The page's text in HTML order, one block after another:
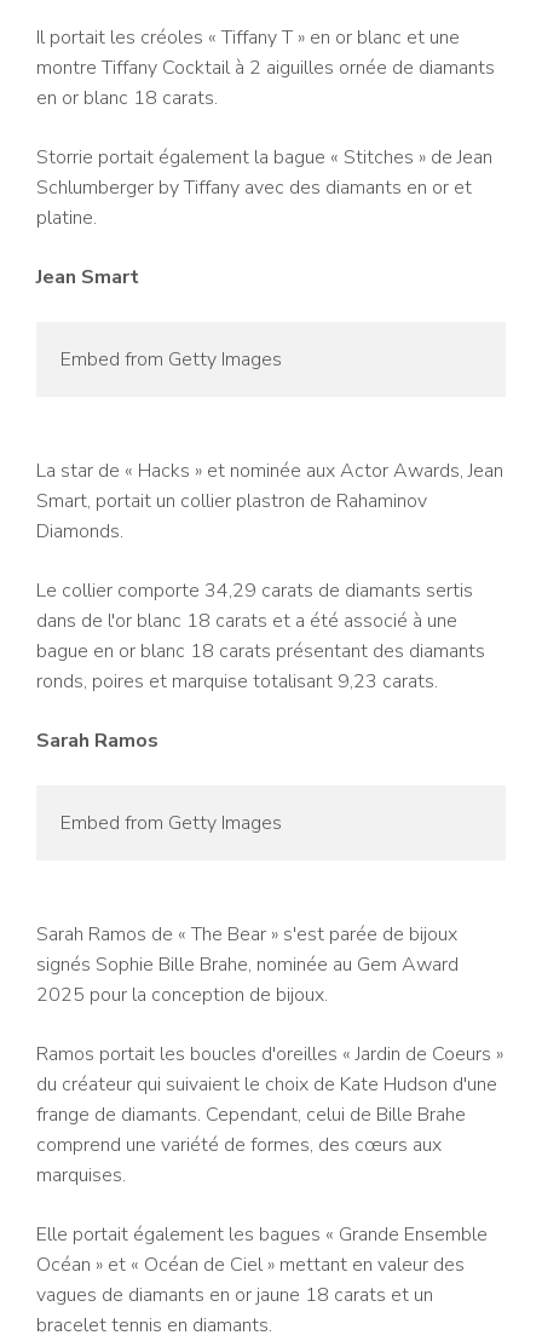
Il portait les créoles « Tiffany T » en or blanc et une
montre Tiffany Cocktail à 2 aiguilles ornée de diamants
en or blanc 18 carats.
Storrie portait également la bague « Stitches » de Jean
Schlumberger by Tiffany avec des diamants en or et
platine.
Jean Smart
Embed from Getty Images
La star de « Hacks » et nominée aux Actor Awards, Jean
Smart, portait un collier plastron de Rahaminov
Diamonds.
Le collier comporte 34,29 carats de diamants sertis
dans de l'or blanc 18 carats et a été associé à une
bague en or blanc 18 carats présentant des diamants
ronds, poires et marquise totalisant 9,23 carats.
Sarah Ramos
Embed from Getty Images
Sarah Ramos de « The Bear » s'est parée de bijoux
signés Sophie Bille Brahe, nominée au Gem Award
2025 pour la conception de bijoux.
Ramos portait les boucles d'oreilles « Jardin de Coeurs »
du créateur qui suivaient le choix de Kate Hudson d'une
frange de diamants. Cependant, celui de Bille Brahe
comprend une variété de formes, des cœurs aux
marquises.
Elle portait également les bagues « Grande Ensemble
Océan » et « Océan de Ciel » mettant en valeur des
vagues de diamants en or jaune 18 carats et un
bracelet tennis en diamants.